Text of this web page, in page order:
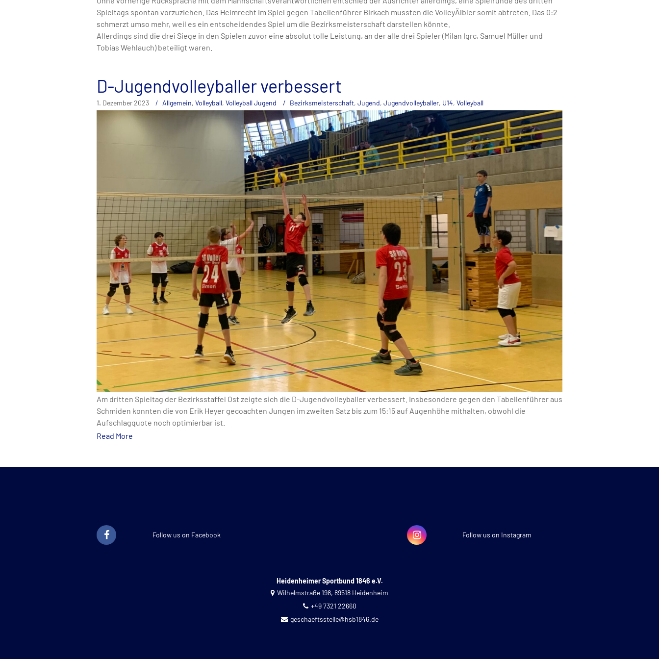
Spieltags spontan vorzuziehen. Das Heimrecht im Spiel gegen Tabellenführer Birkach mussten die VolleyÄlbler somit abtreten. Das 0:2
schmerzt umso mehr, weil es ein entscheidendes Spiel um die Bezirksmeisterschaft darstellen könnte.
Allerdings sind die drei Siege in den Spielen zuvor eine absolut tolle Leistung, an der alle drei Spieler (Milan Igrc, Samuel Müller und
Tobias Wehlauch) beteiligt waren.
D-Jugendvolleyballer verbessert
1. Dezember 2023 Allgemein, Volleyball, Volleyball Jugend Bezirksmeisterschaft, Jugend, Jugendvolleyballer, U14, Volleyball
Am dritten Spieltag der Bezirksstaffel Ost zeigte sich die D-Jugendvolleyballer verbessert. Insbesondere gegen den Tabellenführer aus
Schmiden konnten die von Erik Heyer gecoachten Jungen im zweiten Satz bis zum 15:15 auf Augenhöhe mithalten, obwohl die
Aufschlagquote noch optimierbar ist.
Read More
Follow us on Facebook Follow us on Instagram
Heidenheimer Sportbund 1846 e.V.
Wilhelmstraße 198, 89518 Heidenheim
+49 7321 22660
geschaeftsstelle@hsb1846.de